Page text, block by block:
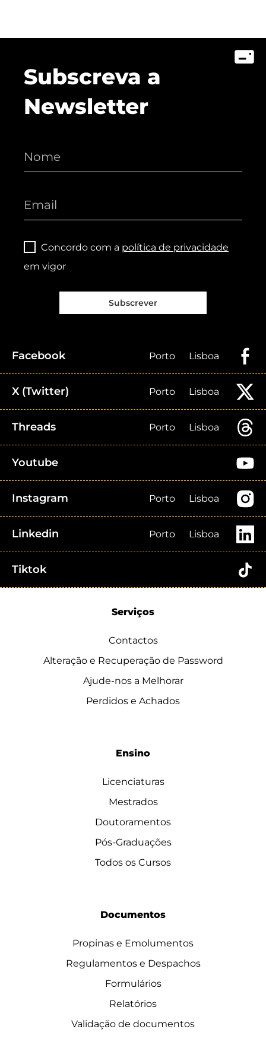
Subscreva a
Newsletter
Concordo com a política de privacidade
em vigor
Subscrever
Facebook Porto Lisboa
X (Twitter) Porto Lisboa
Threads Porto Lisboa
Youtube
Instagram Porto Lisboa
Linkedin Porto Lisboa
Tiktok
Serviços
Contactos
Alteração e Recuperação de Password
Ajude-nos a Melhorar
Perdidos e Achados
Ensino
Licenciaturas
Mestrados
Doutoramentos
Pós-Graduações
Todos os Cursos
Documentos
Propinas e Emolumentos
Regulamentos e Despachos
Formulários
Relatórios
Validação de documentos